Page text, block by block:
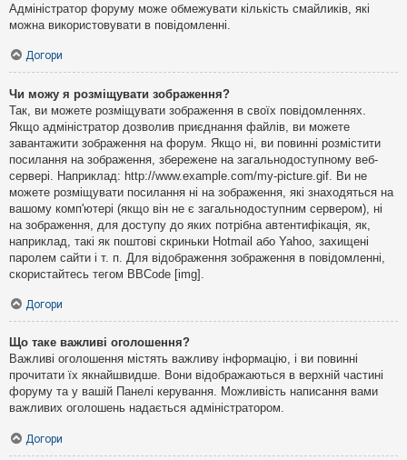
Адміністратор форуму може обмежувати кількість смайликів, які
можна використовувати в повідомленні.
Догори
Чи можу я розміщувати зображення?
Так, ви можете розміщувати зображення в своїх повідомленнях.
Якщо адміністратор дозволив приєднання файлів, ви можете
завантажити зображення на форум. Якщо ні, ви повинні розмістити
посилання на зображення, збережене на загальнодоступному веб-
сервері. Наприклад: http://www.example.com/my-picture.gif. Ви не
можете розміщувати посилання ні на зображення, які знаходяться на
вашому комп'ютері (якщо він не є загальнодоступним сервером), ні
на зображення, для доступу до яких потрібна автентифікація, як,
наприклад, такі як поштові скриньки Hotmail або Yahoo, захищені
паролем сайти і т. п. Для відображення зображення в повідомленні,
скористайтесь тегом BBCode [img].
Догори
Що таке важливі оголошення?
Важливі оголошення містять важливу інформацію, і ви повинні
прочитати їх якнайшвидше. Вони відображаються в верхній частині
форуму та у вашій Панелі керування. Можливість написання вами
важливих оголошень надається адміністратором.
Догори